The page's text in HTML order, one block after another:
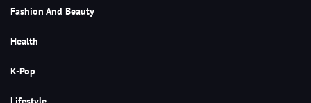
Fashion And Beauty
Health
K-Pop